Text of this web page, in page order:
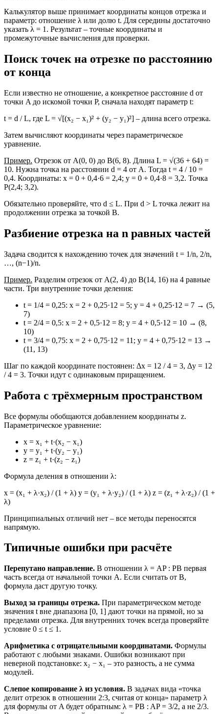
Калькулятор выше принимает координаты концов отрезка и
параметр: отношение λ или долю t. Для середины достаточно
указать λ = 1. Результат – точные координаты и
промежуточные вычисления для проверки.
Поиск точек на отрезке по расстоянию
от конца
Если известно не отношение, а конкретное расстояние d от
точки A до искомой точки P, сначала находят параметр t:
t = d / L, где L = √[(x₂ − x₁)² + (y₂ − y₁)²] – длина всего отрезка.
Затем вычисляют координаты через параметрическое
уравнение.
Пример. Отрезок от A(0, 0) до B(6, 8). Длина L = √(36 + 64) =
10. Нужна точка на расстоянии d = 4 от A. Тогда t = 4 / 10 =
0,4. Координаты: x = 0 + 0,4·6 = 2,4; y = 0 + 0,4·8 = 3,2. Точка
P(2,4; 3,2).
Обязательно проверяйте, что d ≤ L. При d > L точка лежит на
продолжении отрезка за точкой B.
Разбиение отрезка на n равных частей
Задача сводится к нахождению точек для значений t = 1/n, 2/n,
…, (n−1)/n.
Пример. Разделим отрезок от A(2, 4) до B(14, 16) на 4 равные
части. Три внутренние точки деления:
t = 1/4 = 0,25: x = 2 + 0,25·12 = 5; y = 4 + 0,25·12 = 7 → (5,
7)
t = 2/4 = 0,5: x = 2 + 0,5·12 = 8; y = 4 + 0,5·12 = 10 → (8,
10)
t = 3/4 = 0,75: x = 2 + 0,75·12 = 11; y = 4 + 0,75·12 = 13 →
(11, 13)
Шаг по каждой координате постоянен: Δx = 12 / 4 = 3, Δy = 12
/ 4 = 3. Точки идут с одинаковым приращением.
Работа с трёхмерным пространством
Все формулы обобщаются добавлением координаты z.
Параметрическое уравнение:
x = x₁ + t·(x₂ − x₁)
y = y₁ + t·(y₂ − y₁)
z = z₁ + t·(z₂ − z₁)
Формула деления в отношении λ:
x = (x₁ + λ·x₂) / (1 + λ) y = (y₁ + λ·y₂) / (1 + λ) z = (z₁ + λ·z₂) / (1 +
λ)
Принципиальных отличий нет – все методы переносятся
напрямую.
Типичные ошибки при расчёте
Перепутано направление. В отношении λ = AP : PB первая
часть всегда от начальной точки A. Если считать от B,
формула даст другую точку.
Выход за границы отрезка. При параметрическом методе
значения t вне диапазона [0, 1] дают точки на прямой, но за
пределами отрезка. Для внутренних точек всегда проверяйте
условие 0 ≤ t ≤ 1.
Арифметика с отрицательными координатами. Формулы
работают с любыми знаками. Ошибки возникают при
неверной подстановке: x₂ − x₁ – это разность, а не сумма
модулей.
Слепое копирование λ из условия. В задачах вида «точка
делит отрезок в отношении 2:3, считая от конца» параметр λ
для формулы от A будет обратным: λ = PB : AP = 3/2, а не 2/3.